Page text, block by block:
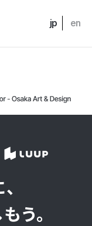
jp en
う。